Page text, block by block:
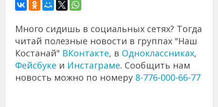
Много сидишь в социальных сетях? Тогда
читай полезные новости в группах "Наш
Костанай" ВКонтакте, в Одноклассниках,
Фейсбуке и Инстаграме. Сообщить нам
новость можно по номеру 8-776-000-66-77